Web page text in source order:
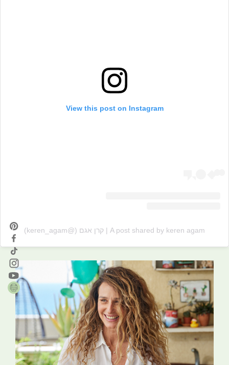
View this post on Instagram
A post shared by keren agam | קרן אגם (@keren_agam)